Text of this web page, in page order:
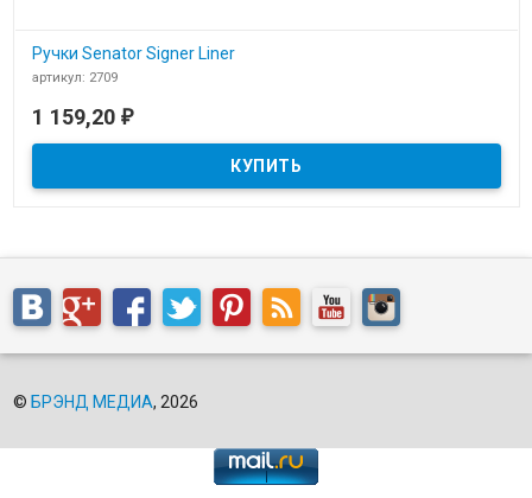
Ручки Senator Signer Liner
артикул: 2709
Шариковая ручка Senator Signer Liner
1 159,20 ₽
© БРЭНД МЕДИА, 2026